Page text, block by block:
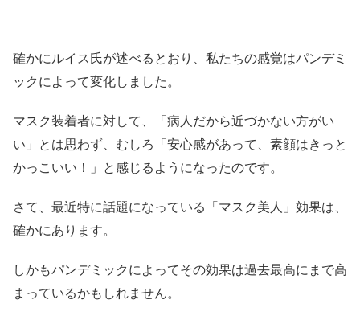
確かにルイス氏が述べるとおり、私たちの感覚はパンデミ
ックによって変化しました。
マスク装着者に対して、「病人だから近づかない方がい
い」とは思わず、むしろ「安心感があって、素顔はきっと
かっこいい！」と感じるようになったのです。
さて、最近特に話題になっている「マスク美人」効果は、
確かにあります。
しかもパンデミックによってその効果は過去最高にまで高
まっているかもしれません。